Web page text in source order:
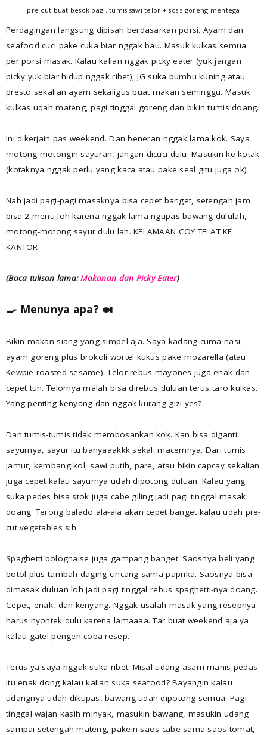
pre-cut buat besok pagi. tumis sawi telor + sosis goreng mentega
Perdagingan langsung dipisah berdasarkan porsi. Ayam dan
seafood cuci pake cuka biar nggak bau. Masuk kulkas semua
per porsi masak. Kalau kalian nggak picky eater (yuk jangan
picky yuk biar hidup nggak ribet), JG suka bumbu kuning atau
presto sekalian ayam sekaligus buat makan seminggu. Masuk
kulkas udah mateng, pagi tinggal goreng dan bikin tumis doang.
Ini dikerjain pas weekend. Dan beneran nggak lama kok. Saya
motong-motongin sayuran, jangan dicuci dulu. Masukin ke kotak
(kotaknya nggak perlu yang kaca atau pake seal gitu juga ok)
Nah jadi pagi-pagi masaknya bisa cepet banget, setengah jam
bisa 2 menu loh karena nggak lama ngupas bawang dululah,
motong-motong sayur dulu lah. KELAMAAN COY TELAT KE
KANTOR.
(Baca tulisan lama:Makanan dan Picky Eater)
🍳 Menunya apa? 🍛
Bikin makan siang yang simpel aja. Saya kadang cuma nasi,
ayam goreng plus brokoli wortel kukus pake mozarella (atau
Kewpie roasted sesame). Telor rebus mayones juga enak dan
cepet tuh. Telornya malah bisa direbus duluan terus taro kulkas.
Yang penting kenyang dan nggak kurang gizi yes?
Dan tumis-tumis tidak membosankan kok. Kan bisa diganti
sayurnya, sayur itu banyaaakkk sekali macemnya. Dari tumis
jamur, kembang kol, sawi putih, pare, atau bikin capcay sekalian
juga cepet kalau sayurnya udah dipotong duluan. Kalau yang
suka pedes bisa stok juga cabe giling jadi pagi tinggal masak
doang. Terong balado ala-ala akan cepet banget kalau udah pre-
cut vegetables sih.
Spaghetti bolognaise juga gampang banget. Saosnya beli yang
botol plus tambah daging cincang sama paprika. Saosnya bisa
dimasak duluan loh jadi pagi tinggal rebus spaghetti-nya doang.
Cepet, enak, dan kenyang. Nggak usalah masak yang resepnya
harus nyontek dulu karena lamaaaa. Tar buat weekend aja ya
kalau gatel pengen coba resep.
Terus ya saya nggak suka ribet. Misal udang asam manis pedas
itu enak dong kalau kalian suka seafood? Bayangin kalau
udangnya udah dikupas, bawang udah dipotong semua. Pagi
tinggal wajan kasih minyak, masukin bawang, masukin udang
sampai setengah mateng, pakein saos cabe sama saos tomat,